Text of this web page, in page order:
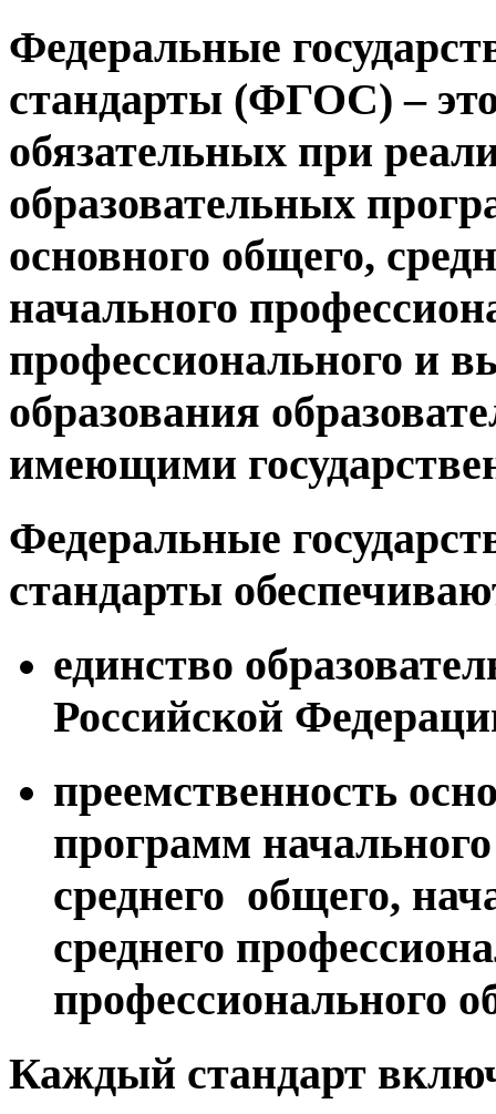
Федеральные
стандарты (ФГОС) –
обязательных при
образовательных
основного общего,
начального
профессионального и
образования
имеющими
Федеральные
стандарты
единство
Российской
преемственность
программ
среднего общего,
среднего
профессионального
Каждый стандарт